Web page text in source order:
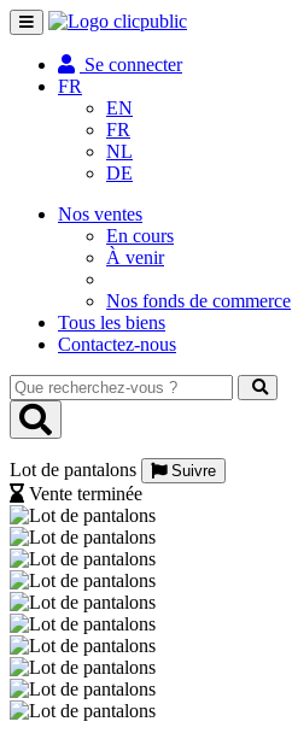
Toggle
navigation
Se connecter
FR
EN
FR
NL
DE
Nos ventes
En cours
À venir
Nos fonds de commerce
Tous les biens
Contactez-nous
Que
recherchez-
vous
Lot de pantalons
Suivre
Vente terminée